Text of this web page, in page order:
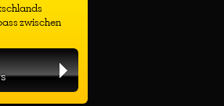
zwischen